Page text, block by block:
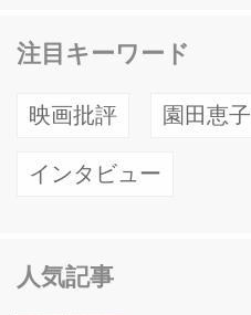
注目キーワード
映画批評 園田恵子
インタビュー
人気記事